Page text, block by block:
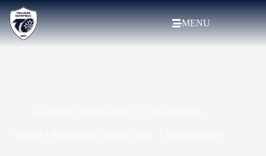
MENU